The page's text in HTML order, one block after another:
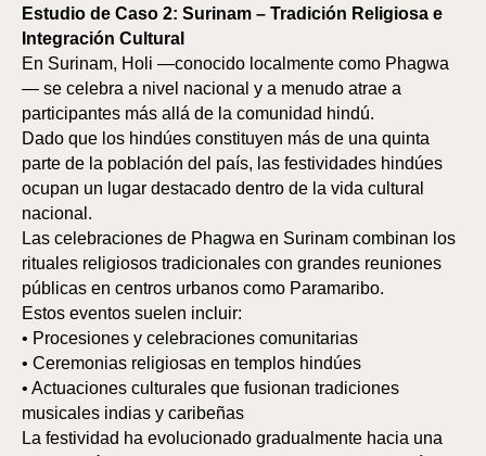
Estudio de Caso 2: Surinam – Tradición Religiosa e
Integración Cultural
En Surinam, Holi —conocido localmente como Phagwa
— se celebra a nivel nacional y a menudo atrae a
participantes más allá de la comunidad hindú.
Dado que los hindúes constituyen más de una quinta
parte de la población del país, las festividades hindúes
ocupan un lugar destacado dentro de la vida cultural
nacional.
Las celebraciones de Phagwa en Surinam combinan los
rituales religiosos tradicionales con grandes reuniones
públicas en centros urbanos como Paramaribo.
Estos eventos suelen incluir:
• Procesiones y celebraciones comunitarias
• Ceremonias religiosas en templos hindúes
• Actuaciones culturales que fusionan tradiciones
musicales indias y caribeñas
La festividad ha evolucionado gradualmente hacia una